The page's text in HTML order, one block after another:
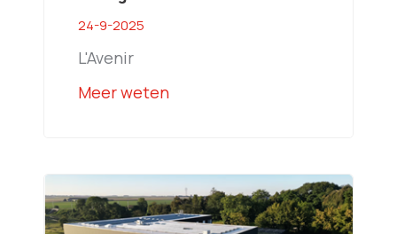
24-9-2025
L'Avenir
Meer weten